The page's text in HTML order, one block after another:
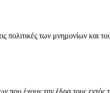
των μνημονίων και
που έχουν την έδρα τους